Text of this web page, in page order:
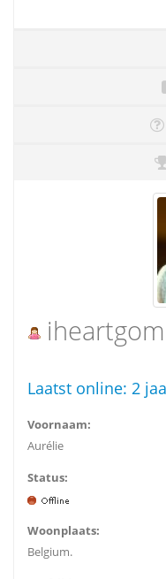
Laatst online: 2
Voornaam:
Aurélie
Status:
Woonplaats:
Belgium.